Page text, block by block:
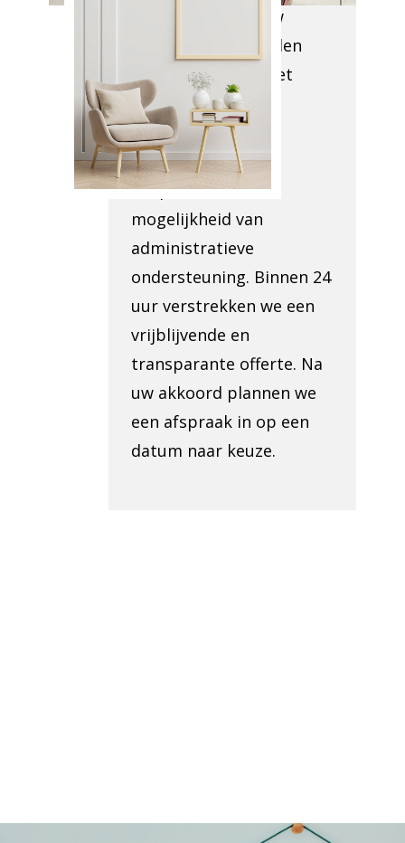
We arriveren op uw
locatie om te bepalen
wat verwijderd moet
worden en de
toegankelijkheid te
evalueren. Ook
bespreken we de
mogelijkheid van
administratieve
ondersteuning. Binnen 24
uur verstrekken we een
vrijblijvende en
transparante offerte. Na
uw akkoord plannen we
een afspraak in op een
datum naar keuze.